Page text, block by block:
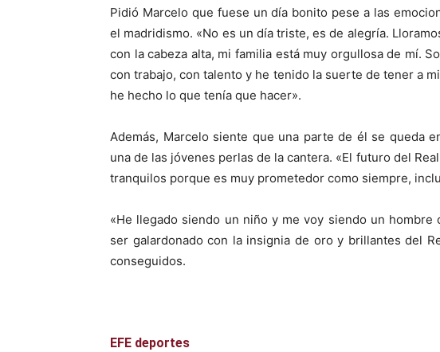
Pidió Marcelo que fuese un día bonito pese a las
el madridismo. «No es un día triste, es de alegría.
con la cabeza alta, mi familia está muy orgullosa de mí.
con trabajo, con talento y he tenido la suerte de tener a
he hecho lo que tenía que hacer».
Además, Marcelo siente que una parte de él se queda
una de las jóvenes perlas de la cantera. «El futuro del
tranquilos porque es muy prometedor como siempre,
«He llegado siendo un niño y me voy siendo un hombre
ser galardonado con la insignia de oro y brillantes del
conseguidos.
EFE deportes